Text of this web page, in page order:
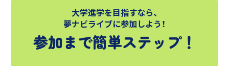
大学進学を目指すなら、
夢ナビライブに参加しよう！
参加まで簡単ステップ！